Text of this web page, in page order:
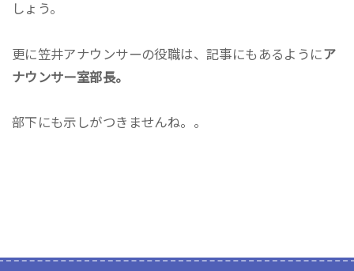
しょう。
更に笠井アナウンサーの役職は、記事にもあるようにア
ナウンサー室部長。
部下にも示しがつきませんね。。